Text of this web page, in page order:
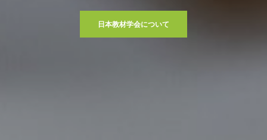
日本教材学会について